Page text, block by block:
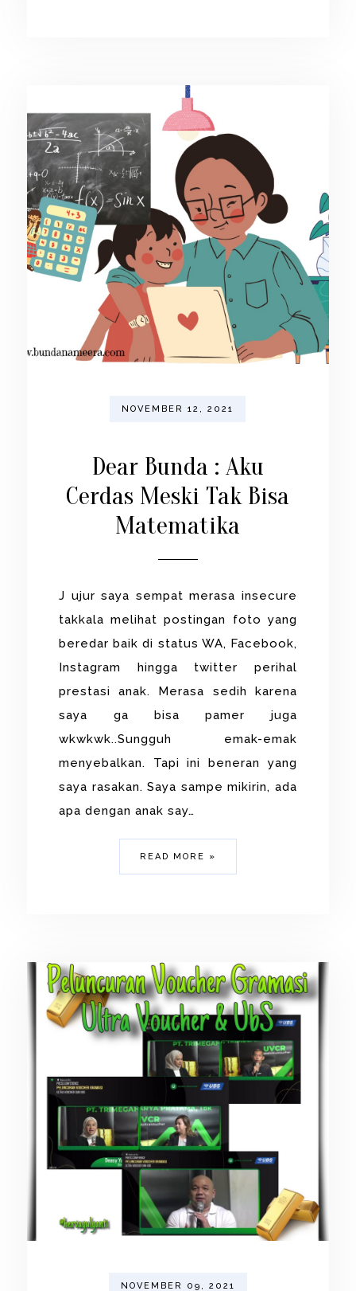
NOVEMBER 12, 2021
Dear Bunda : Aku
Cerdas Meski Tak Bisa
Matematika
J ujur saya sempat merasa insecure
takkala melihat postingan foto yang
beredar baik di status WA, Facebook,
Instagram hingga twitter perihal
prestasi anak. Merasa sedih karena
saya ga bisa pamer juga
wkwkwk..Sungguh emak-emak
menyebalkan. Tapi ini beneran yang
saya rasakan. Saya sampe mikirin, ada
apa dengan anak say…
READ MORE »
NOVEMBER 09, 2021